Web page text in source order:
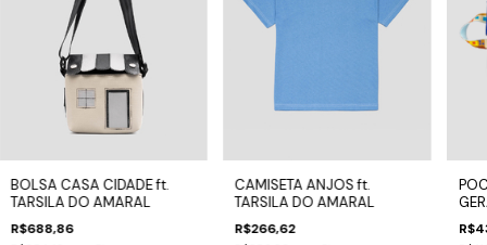
BOLSA CASA CIDADE ft.
TARSILA DO AMARAL
R$688,86
CAMISETA ANJOS ft.
TARSILA DO AMARAL
R$266,62